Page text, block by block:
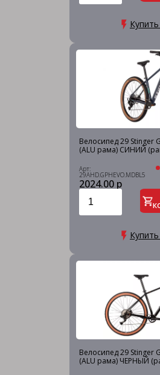
Велосипед 29 Stinger
(ALU рама) СИНИЙ
Арт:
29AHD.GPHEVO.MDBL5
2024.00 р
Велосипед 29 Stinger
(ALU рама) ЧЕРНЫЙ